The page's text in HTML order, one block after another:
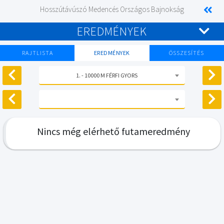
Hosszútávúszó Medencés Országos Bajnokság
EREDMÉNYEK
RAJTLISTA EREDMÉNYEK ÖSSZESÍTÉS
1. - 10000 M FÉRFI GYORS
Nincs még elérhető futameredmény